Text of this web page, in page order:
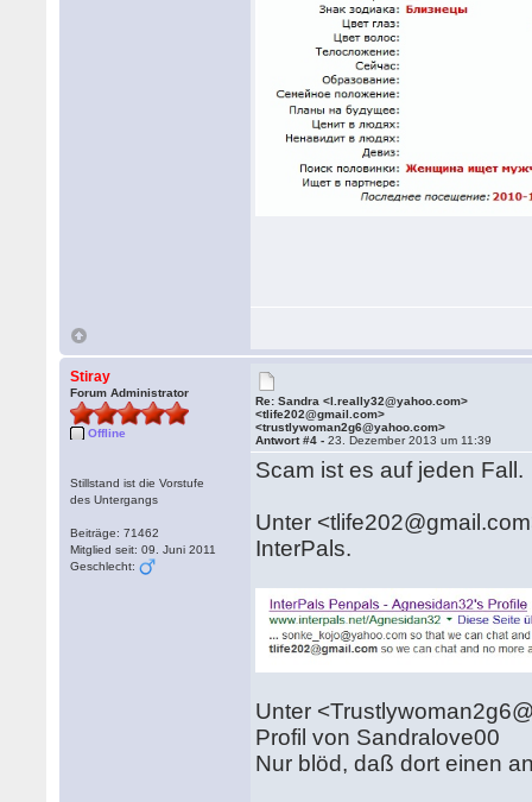
Stiray
Forum Administrator
Offline
Stillstand ist die Vorstufe
des Untergangs
Beiträge: 71462
Mitglied seit: 09. Juni 2011
Geschlecht:
Re: Sandra <l.really32@yahoo.com>
<tlife202@gmail.com>
<trustlywoman2g6@yahoo.com>
Antwort #4 -23. Dezember 2013 um 11:39
Scam ist es auf jeden Fall.
Unter
InterPals.
Unter
Profil von Sandralove00
Nur blöd, daß dort einen